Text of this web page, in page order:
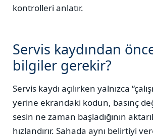
kontrolleri anlatır.
Servis kaydından
bilgiler gerekir?
Servis kaydı açılırken yalnızca
yerine ekrandaki kodun, basınç
sesin ne zaman başladığının
hızlandırır. Sahada aynı belirtiyi